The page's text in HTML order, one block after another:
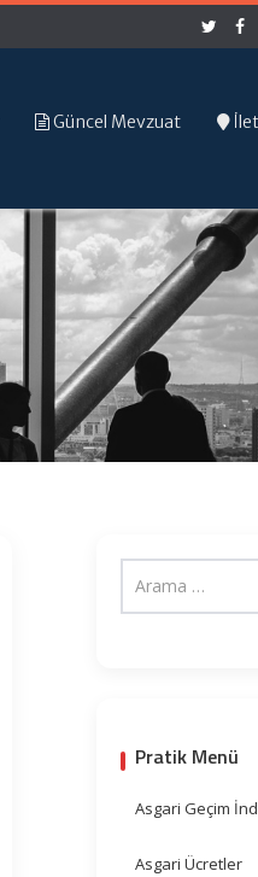
Güncel Mevzuat
Pratik Menü
Asgari Geçim
Asgari Ücretler